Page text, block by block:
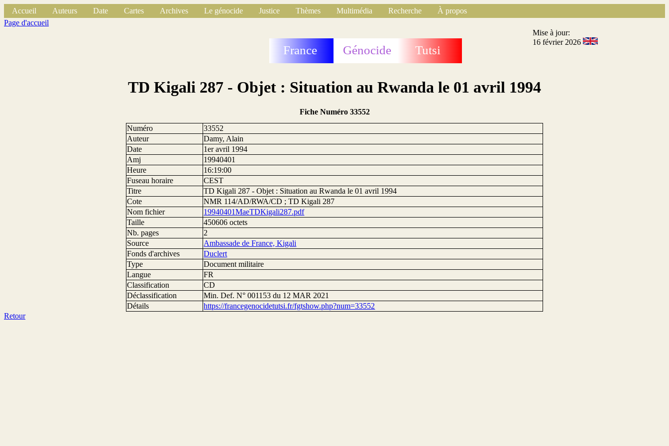
Accueil Auteurs Date Cartes Archives Le génocide Justice Thèmes Multimédia Recherche
À propos
Page d'accueil
France Génocide Tutsi
Mise à jour:
16 février 2026
TD Kigali 287 - Objet : Situation au Rwanda le 01 avril 1994
Fiche Numéro 33552
Numéro
33552
Auteur
Damy, Alain
Date
1er avril 1994
Amj
19940401
Heure
16:19:00
Fuseau horaire
CEST
Titre
TD Kigali 287 - Objet : Situation au Rwanda le 01 avril 1994
Cote
NMR 114/AD/RWA/CD ; TD Kigali 287
Nom fichier
19940401MaeTDKigali287.pdf
Taille
450606 octets
Nb. pages
2
Source
Ambassade de France, Kigali
Fonds d'archives
Duclert
Type
Document militaire
Langue
FR
Classification
CD
Déclassification
Min. Def. N° 001153 du 12 MAR 2021
Détails
https://francegenocidetutsi.fr/fgtshow.php?num=33552
Retour